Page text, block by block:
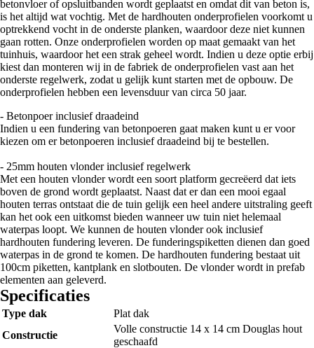
betonvloer of opsluitbanden wordt geplaatst en omdat dit van beton is,
is het altijd wat vochtig. Met de hardhouten onderprofielen voorkomt u
optrekkend vocht in de onderste planken, waardoor deze niet kunnen
gaan rotten. Onze onderprofielen worden op maat gemaakt van het
tuinhuis, waardoor het een strak geheel wordt. Indien u deze optie erbij
kiest dan monteren wij in de fabriek de onderprofielen vast aan het
onderste regelwerk, zodat u gelijk kunt starten met de opbouw. De
onderprofielen hebben een levensduur van circa 50 jaar.
- Betonpoer inclusief draadeind
Indien u een fundering van betonpoeren gaat maken kunt u er voor
kiezen om er betonpoeren inclusief draadeind bij te bestellen.
- 25mm houten vlonder inclusief regelwerk
Met een houten vlonder wordt een soort platform gecreëerd dat iets
boven de grond wordt geplaatst. Naast dat er dan een mooi egaal
houten terras ontstaat die de tuin gelijk een heel andere uitstraling geeft
kan het ook een uitkomst bieden wanneer uw tuin niet helemaal
waterpas loopt. We kunnen de houten vlonder ook inclusief
hardhouten fundering leveren. De funderingspiketten dienen dan goed
waterpas in de grond te komen. De hardhouten fundering bestaat uit
100cm piketten, kantplank en slotbouten. De vlonder wordt in prefab
elementen aan geleverd.
Specificaties
Type dak
Plat dak
Constructie
Volle constructie 14 x 14 cm Douglas hout
geschaafd